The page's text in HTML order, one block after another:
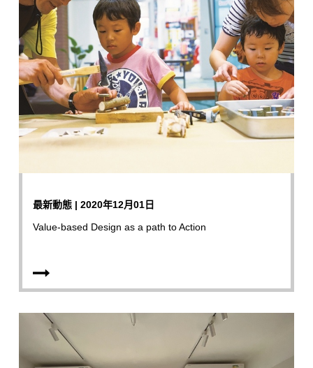
最新動態 | 2020年12月01日
Value-based Design as a path to Action